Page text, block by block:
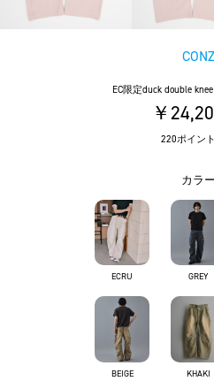
CONZ
EC限定duck double
￥
220ポイン
カラー
ECRU GREY
BEIGE KHAKI